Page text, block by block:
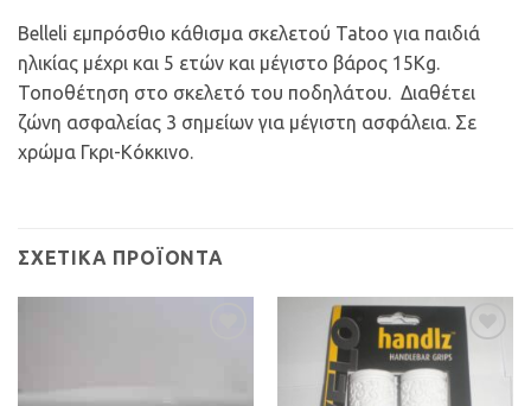
Belleli εμπρόσθιο κάθισμα σκελετού Tatoo για παιδιά
ηλικίας μέχρι και 5 ετών και μέγιστο βάρος 15Kg.
Τοποθέτηση στο σκελετό του ποδηλάτου. Διαθέτει
ζώνη ασφαλείας 3 σημείων για μέγιστη ασφάλεια. Σε
χρώμα Γκρι-Κόκκινο.
ΣΧΕΤΙΚΆ ΠΡΟΪΌΝΤΑ
Προσθήκη
στη Λίστα
Επιθυμιών